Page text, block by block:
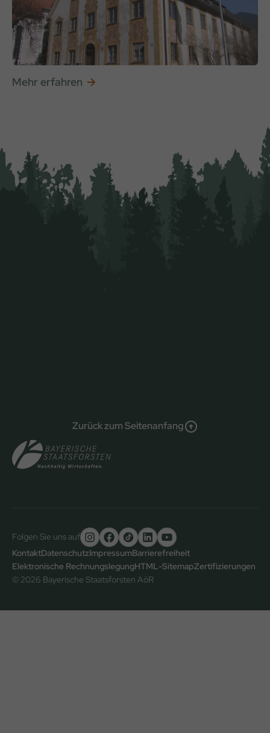
Mehr erfahren
Zurück zum Seitenanfang
Folgen Sie uns auf
Untere
Fußzeile
KontaktDatenschutzImpressumBarrierefreiheit
Elektronische RechnungslegungHTML-SitemapZertifizierungen
© 2026 Bayerische Staatsforsten AöR